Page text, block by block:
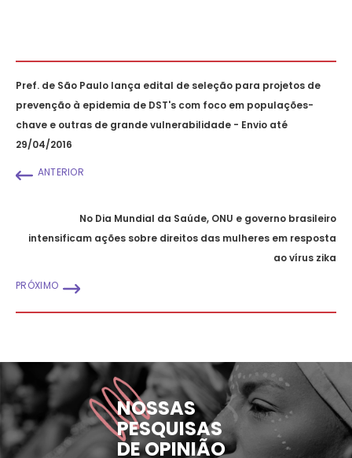
Pref. de São Paulo lança edital de seleção para projetos de
prevenção à epidemia de DST's com foco em populações-
chave e outras de grande vulnerabilidade - Envio até
29/04/2016
ANTERIOR
No Dia Mundial da Saúde, ONU e governo brasileiro
intensificam ações sobre direitos das mulheres em resposta
ao vírus zika
PRÓXIMO
NOSSAS
PESQUISAS
DE OPINIÃO